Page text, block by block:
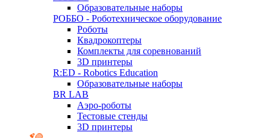
Образовательные наборы
РОББО - Роботехническое оборудование
Роботы
Квадрокоптеры
Комплекты для соревнований
3D принтеры
R:ED - Robotics Education
Образовательные наборы
BR LAB
Аэро-роботы
Тестовые стенды
3D принтеры